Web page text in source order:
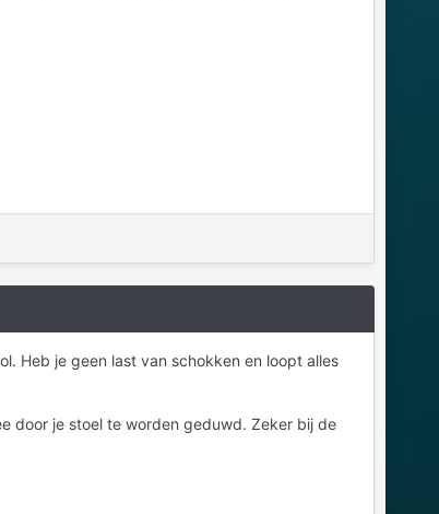
Heb je geen last van schokken en loopt alles
door je stoel te worden geduwd. Zeker bij de